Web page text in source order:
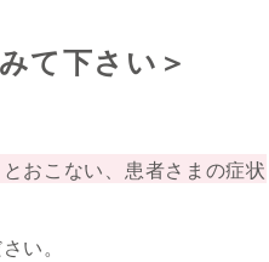
て下さい＞
おこない、患者さまの症状
い。